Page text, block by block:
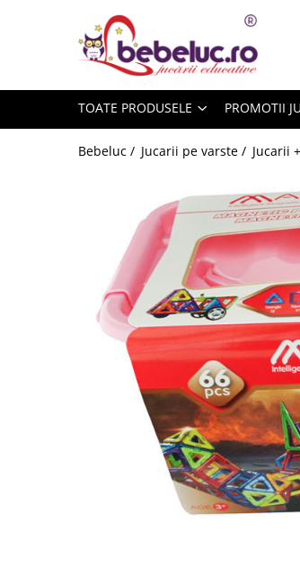
Toate Produsele
Set constructie copii
Seturi Experimente pentru copii
Organele Corpului Uman
Roboti de jucarie
Jucarii Creativitate
Lucru manual copii
Seturi de pictura pentru copii
TOATE PRODUSELE PROMOTII
Bebeluc / Jucarii pe varste / Jucarii